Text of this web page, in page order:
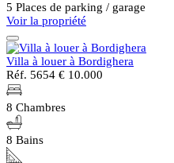
5 Places de parking / garage
Voir la propriété
Villa à louer à Bordighera
Réf. 5654 € 10.000
8 Chambres
8 Bains